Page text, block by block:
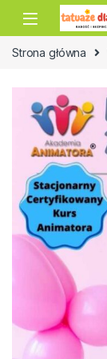
Skip to navigation
Skip to content
Strona główna